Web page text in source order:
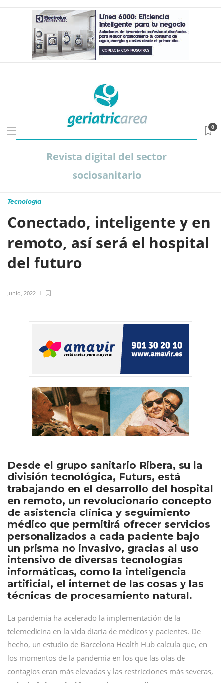
Revista digital del sector
sociosanitario
0
Tecnología
Conectado, inteligente y en
remoto, así será el hospital
del futuro
Junio, 2022
Desde el grupo sanitario Ribera, su la
división tecnológica, Futurs, está
trabajando en el desarrollo del hospital
en remoto, un revolucionario concepto
de asistencia clínica y seguimiento
médico que permitirá ofrecer servicios
personalizados a cada paciente bajo
un prisma no invasivo, gracias al uso
intensivo de diversas tecnologías
informáticas, como la inteligencia
artificial, el internet de las cosas y las
técnicas de procesamiento natural.
La pandemia ha acelerado la implementación de la
telemedicina en la vida diaria de médicos y pacientes. De
hecho, un estudio de Barcelona Health Hub calcula que, en
los momentos de la pandemia en los que las olas de
contagios eran más elevadas y las restricciones más severas,